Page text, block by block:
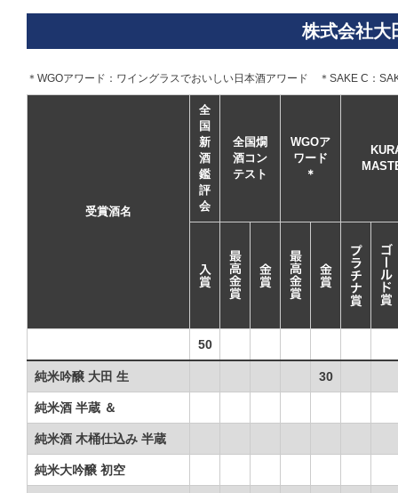
株式会社
＊WGOアワード：ワイングラスでおいしい日本酒アワード ＊SAKE C：
受賞酒名
全
国
新
酒
鑑
評
会
全国燗
酒コン
テスト
WGOア
ワード
＊
50
純米吟醸 大田 生 30
純米酒 半蔵 ＆
純米酒 木桶仕込み 半蔵
純米大吟醸 初空